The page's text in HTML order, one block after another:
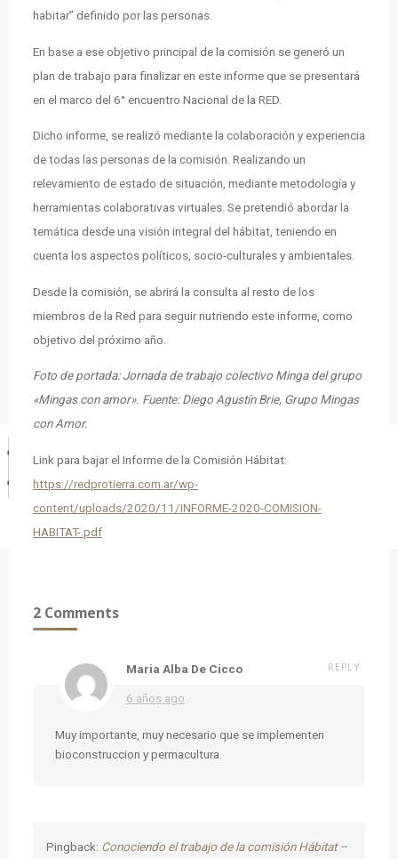
habitar” definido por las personas.
En base a ese objetivo principal de la comisión se generó un
plan de trabajo para finalizar en este informe que se presentará
en el marco del 6° encuentro Nacional de la RED.
Dicho informe, se realizó mediante la colaboración y experiencia
de todas las personas de la comisión. Realizando un
relevamiento de estado de situación, mediante metodología y
herramientas colaborativas virtuales. Se pretendió abordar la
temática desde una visión integral del hábitat, teniendo en
cuenta los aspectos políticos, socio-culturales y ambientales.
Desde la comisión, se abrirá la consulta al resto de los
miembros de la Red para seguir nutriendo este informe, como
objetivo del próximo año.
Foto de portada: Jornada de trabajo colectivo Minga del grupo
«Mingas con amor». Fuente: Diego Agustín Brie, Grupo Mingas
con Amor.
Link para bajar el Informe de la Comisión Hábitat:
https://redprotierra.com.ar/wp-
content/uploads/2020/11/INFORME-2020-COMISION-
HABITAT-.pdf
2 Comments
Maria Alba De Cicco
6 años ago
REPLY
Muy importante, muy necesario que se implementen
bioconstruccion y permacultura.
Pingback: Conociendo el trabajo de la comisión Hábitat –